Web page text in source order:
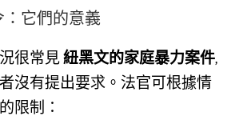
它們的意義
很常見紐黑文的家庭暴力案件,
沒有提出要求。法官可根據情
限制：